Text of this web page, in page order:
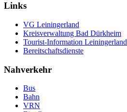
Links
VG Leiningerland
Kreisverwaltung Bad Dürkheim
Tourist-Information Leiningerland
Bereitschaftsdienste
Nahverkehr
Bus
Bahn
VRN